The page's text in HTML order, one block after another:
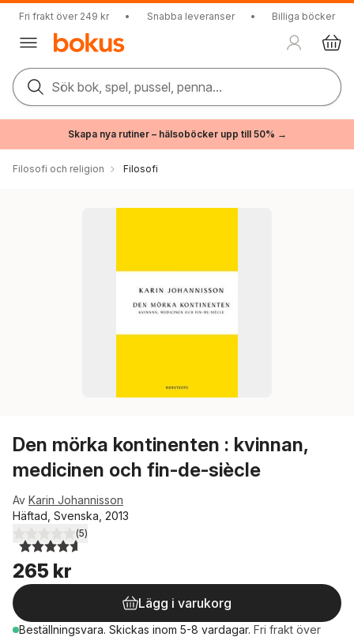
Fri frakt över 249 kr • Snabba leveranser • Billiga böcker
Sök bok, spel, pussel, penna...
Skapa nya rutiner – hälsoböcker upp till 50% →
Filosofi och religion Filosofi
Den mörka kontinenten : kvinnan,
medicinen och fin-de-siècle
Av Karin Johannisson
Häftad, Svenska, 2013
4,6utav 5 stjärnor. Totalt antal röster:
(5)
265 kr
Lägg i varukorg
Beställningsvara. Skickas inom 5-8 vardagar. Fri frakt över